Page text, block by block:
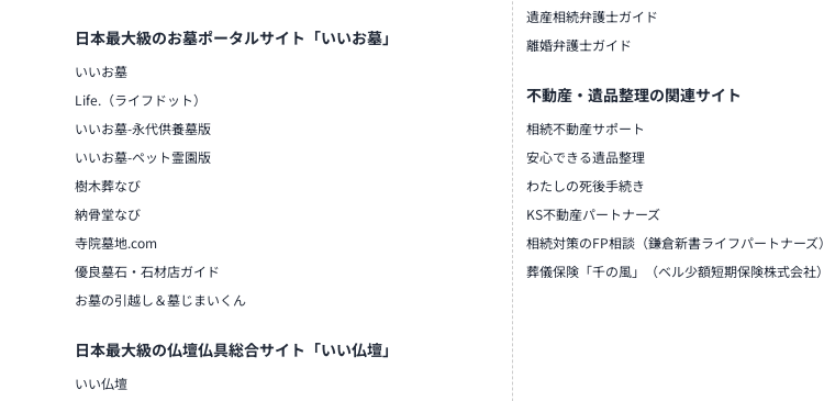
日本最大級のお墓ポータルサイト「いいお墓」
いいお墓
Life.（ライフドット）
いいお墓-永代供養墓版
いいお墓-ペット霊園版
樹木葬なび
納骨堂なび
寺院墓地.com
優良墓石・石材店ガイド
お墓の引越し＆墓じまいくん
日本最大級の仏壇仏具総合サイト「いい仏壇」
いい仏壇
遺産相続弁護士ガイド
離婚弁護士ガイド
不動産・遺品整理の関連サイト
相続不動産サポート
安心できる遺品整理
わたしの死後手続き
KS不動産パートナーズ
相続対策のFP相談（鎌倉新書ライフパートナーズ）
葬儀保険「千の風」（ベル少額短期保険株式会社）